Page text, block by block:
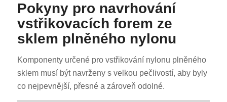
Pokyny pro navrhování
vstřikovacích forem ze
sklem plněného nylonu
Komponenty určené pro vstřikování nylonu plněného
sklem musí být navrženy s velkou pečlivostí, aby byly
co nejpevnější, přesné a zároveň odolné.